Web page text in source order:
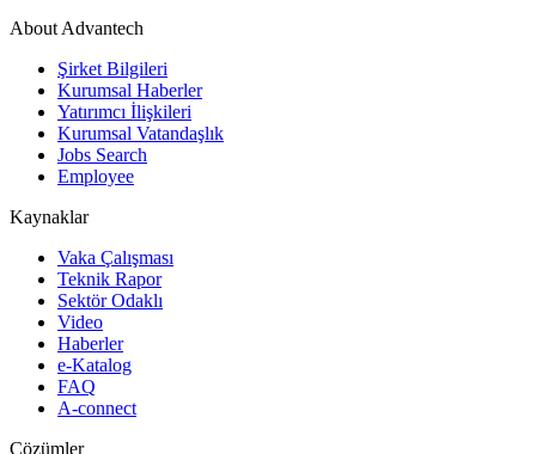
About Advantech
Şirket Bilgileri
Kurumsal Haberler
Yatırımcı İlişkileri
Kurumsal Vatandaşlık
Jobs Search
Employee
Kaynaklar
Vaka Çalışması
Teknik Rapor
Sektör Odaklı
Video
Haberler
e-Katalog
FAQ
A-connect
Çözümler